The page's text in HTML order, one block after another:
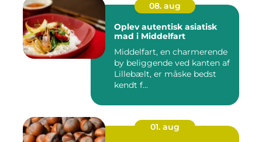
08. aug
Oplev autentisk asiatisk
mad i Middelfart
Middelfart, en charmerende
by beliggende ved kanten af
Lillebælt, er måske bedst
kendt f...
01. aug